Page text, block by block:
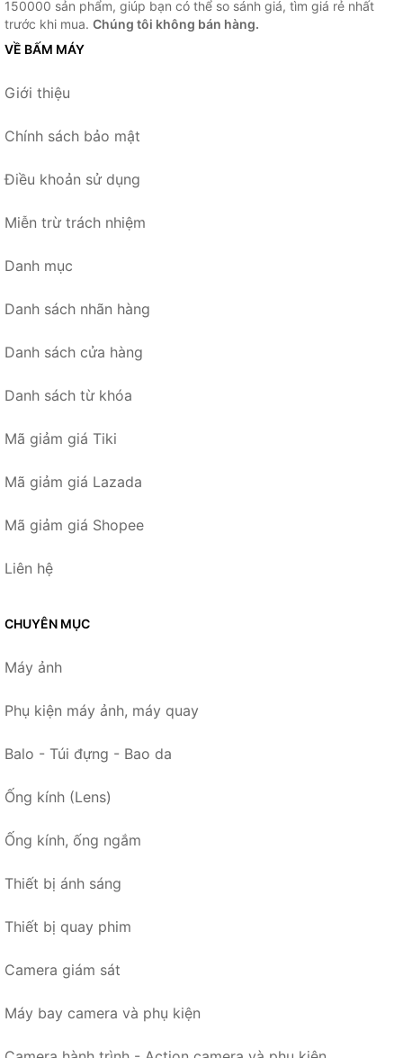
150000 sản phẩm, giúp bạn có thể so sánh giá, tìm giá rẻ nhất
trước khi mua. Chúng tôi không bán hàng.
VỀ BẤM MÁY
Giới thiệu
Chính sách bảo mật
Điều khoản sử dụng
Miễn trừ trách nhiệm
Danh mục
Danh sách nhãn hàng
Danh sách cửa hàng
Danh sách từ khóa
Mã giảm giá Tiki
Mã giảm giá Lazada
Mã giảm giá Shopee
Liên hệ
CHUYÊN MỤC
Máy ảnh
Phụ kiện máy ảnh, máy quay
Balo - Túi đựng - Bao da
Ống kính (Lens)
Ống kính, ống ngắm
Thiết bị ánh sáng
Thiết bị quay phim
Camera giám sát
Máy bay camera và phụ kiện